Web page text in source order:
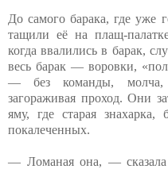
До самого барака, где уже
тащили её на плащ-
когда ввалились в барак,
весь барак — воровки,
— без команды, молча,
загораживая проход. Они
яму, где старая
покалеченных.
— Ломаная она, —